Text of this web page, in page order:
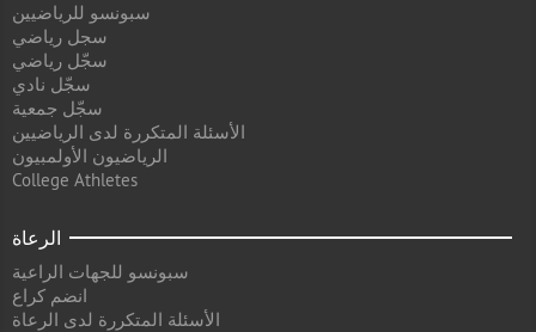
سبونسو للرياضيين
سجل رياضي
سجّل رياضي
سجّل نادي
سجّل جمعية
الأسئلة المتكررة لدى الرياضيين
الرياضيون الأولمبيون
College Athletes
الرعاة
سبونسو للجهات الراعية
انضم كراع
الأسئلة المتكررة لدى الرعاة